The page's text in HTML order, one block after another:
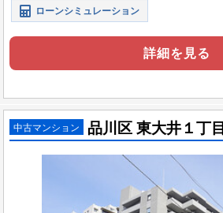
ローンシミュレーション
詳細を見る
中古マンション 品川区 東大井１丁目